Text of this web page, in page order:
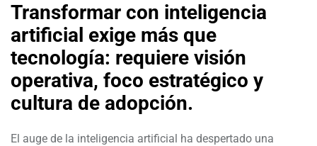
Transformar con inteligencia
artificial exige más que
tecnología: requiere visión
operativa, foco estratégico y
cultura de adopción.
El auge de la inteligencia artificial ha despertado una